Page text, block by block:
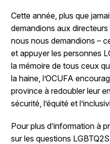
Cette année, plus que
demandions aux
nous nous demandions –
et appuyer les personnes
la mémoire de tous ceux
la haine, l’OCUFA
province à redoubler leur
sécurité, l’équité et
Pour plus d’information à
sur les questions